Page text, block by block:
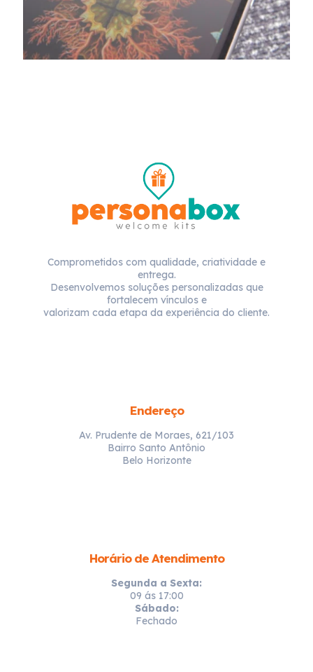
Comprometidos com qualidade, criatividade e
entrega.
Desenvolvemos soluções personalizadas que
fortalecem vínculos e
valorizam cada etapa da experiência do cliente.
Endereço
Av. Prudente de Moraes, 621/103
Bairro Santo Antônio
Belo Horizonte
Horário de Atendimento
Segunda a Sexta:
09 ás 17:00
Sábado:
Fechado